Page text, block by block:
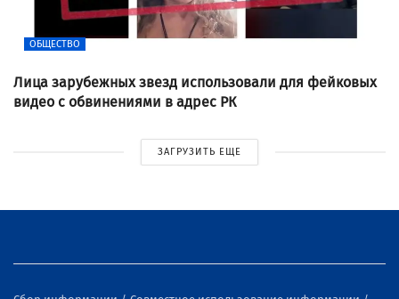
ОБЩЕСТВО
Лица зарубежных звезд использовали для фейковых
видео с обвинениями в адрес РК
ЗАГРУЗИТЬ ЕЩЕ